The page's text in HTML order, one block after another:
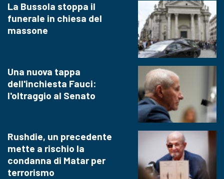
La Bussola stoppa il
funerale in chiesa del
massone
Una nuova tappa
dell'inchiesta Fauci:
l'oltraggio al Senato
Rushdie, un precedente
mette a rischio la
condanna di Matar per
terrorismo